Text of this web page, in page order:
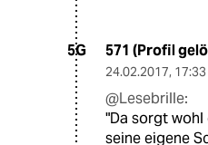
5G 571 (Profil
24.02.2017,
@Lesebrille:
"Da sorgt
seine eigene